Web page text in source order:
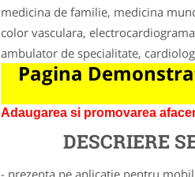
medicina de familie, medicina
color vasculara,
ambulator de specialitate,
Pagina
Adaugarea si promovarea
DESCRIERE
- prezenta pe aplicatie pentru